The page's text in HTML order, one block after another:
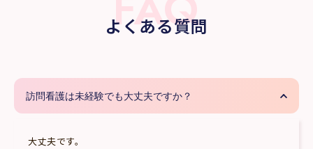
よくある質問
訪問看護は未経験でも大丈夫ですか？
大丈夫です。